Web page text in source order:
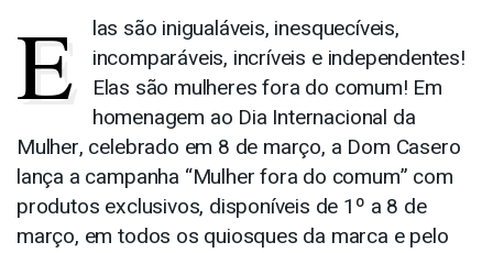
E
las são inigualáveis, inesquecíveis,
incomparáveis, incríveis e independentes!
Elas são mulheres fora do comum! Em
homenagem ao Dia Internacional da
Mulher, celebrado em 8 de março, a Dom Casero
lança a campanha “Mulher fora do comum” com
produtos exclusivos, disponíveis de 1º a 8 de
março, em todos os quiosques da marca e pelo